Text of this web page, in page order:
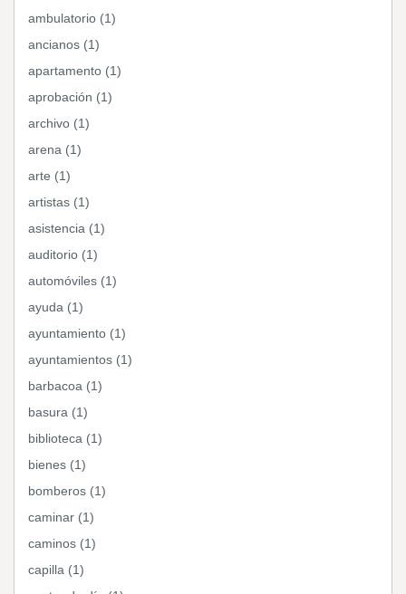
ambulatorio (1)
ancianos (1)
apartamento (1)
aprobación (1)
archivo (1)
arena (1)
arte (1)
artistas (1)
asistencia (1)
auditorio (1)
automóviles (1)
ayuda (1)
ayuntamiento (1)
ayuntamientos (1)
barbacoa (1)
basura (1)
biblioteca (1)
bienes (1)
bomberos (1)
caminar (1)
caminos (1)
capilla (1)